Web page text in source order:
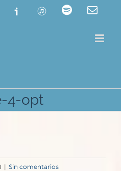
Ivoox ITunes Spotify
4-opt
| Sin comentarios